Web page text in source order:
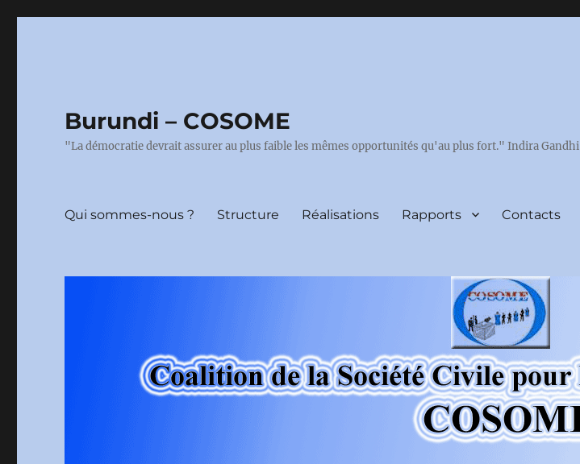
Burundi – COSOME
"La démocratie devrait assurer au plus faible les mêmes opportunités qu'au plus fort." Indira Gandhi
Qui sommes-nous ? Structure Réalisations Rapports Contacts